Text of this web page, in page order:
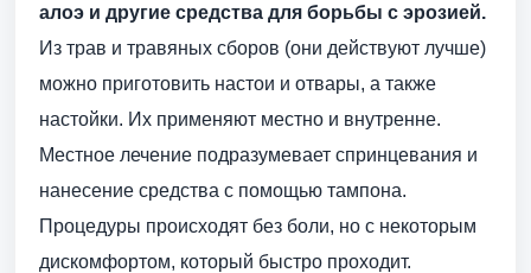
алоэ и другие средства для борьбы с эрозией.
Из трав и травяных сборов (они действуют лучше)
можно приготовить настои и отвары, а также
настойки. Их применяют местно и внутренне.
Местное лечение подразумевает спринцевания и
нанесение средства с помощью тампона.
Процедуры происходят без боли, но с некоторым
дискомфортом, который быстро проходит.